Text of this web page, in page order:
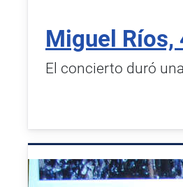
Miguel Ríos,
El concierto duró